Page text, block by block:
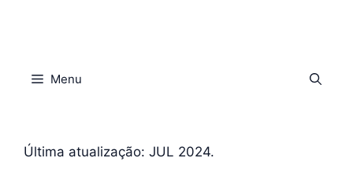
Menu
Última atualização: JUL 2024.